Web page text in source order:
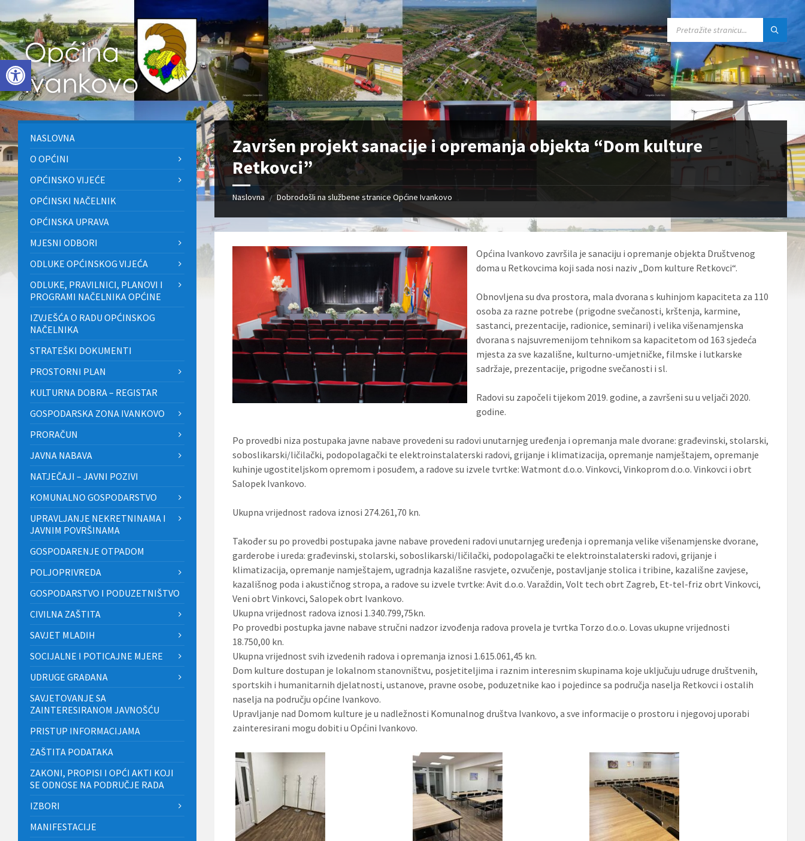
Open toolbar
to
content
to
left
sidebar
to
footer
Završen projekt sanacije i opremanja objekta “Dom kulture
Retkovci”
Naslovna / Dobrodošli na službene stranice Općine Ivankovo
Općina Ivankovo završila je sanaciju i opremanje objekta Društvenog
doma u Retkovcima koji sada nosi naziv „Dom kulture Retkovci“.
Obnovljena su dva prostora, mala dvorana s kuhinjom kapaciteta za 110
osoba za razne potrebe (prigodne svečanosti, krštenja, karmine,
sastanci, prezentacije, radionice, seminari) i velika višenamjenska
dvorana s najsuvremenijom tehnikom sa kapacitetom od 163 sjedeća
mjesta za sve kazališne, kulturno-umjetničke, filmske i lutkarske
sadržaje, prezentacije, prigodne svečanosti i sl.
Radovi su započeli tijekom 2019. godine, a završeni su u veljači 2020.
godine.
Po provedbi niza postupaka javne nabave provedeni su radovi unutarnjeg uređenja i opremanja male dvorane: građevinski, stolarski,
soboslikarski/ličilački, podopolagački te elektroinstalaterski radovi, grijanje i klimatizacija, opremanje namještajem, opremanje
kuhinje ugostiteljskom opremom i posuđem, a radove su izvele tvrtke: Watmont d.o.o. Vinkovci, Vinkoprom d.o.o. Vinkovci i obrt
Salopek Ivankovo.
Ukupna vrijednost radova iznosi 274.261,70 kn.
Također su po provedbi postupaka javne nabave provedeni radovi unutarnjeg uređenja i opremanja velike višenamjenske dvorane,
garderobe i ureda: građevinski, stolarski, soboslikarski/ličilački, podopolagački te elektroinstalaterski radovi, grijanje i
klimatizacija, opremanje namještajem, ugradnja kazališne rasvjete, ozvučenje, postavljanje stolica i tribine, kazališne zavjese,
kazališnog poda i akustičnog stropa, a radove su izvele tvrtke: Avit d.o.o. Varaždin, Volt tech obrt Zagreb, Et-tel-friz obrt Vinkovci,
Veni obrt Vinkovci, Salopek obrt Ivankovo.
Ukupna vrijednost radova iznosi 1.340.799,75kn.
Po provedbi postupka javne nabave stručni nadzor izvođenja radova provela je tvrtka Torzo d.o.o. Lovas ukupne vrijednosti
18.750,00 kn.
Ukupna vrijednost svih izvedenih radova i opremanja iznosi 1.615.061,45 kn.
Dom kulture dostupan je lokalnom stanovništvu, posjetiteljima i raznim interesnim skupinama koje uključuju udruge društvenih,
sportskih i humanitarnih djelatnosti, ustanove, pravne osobe, poduzetnike kao i pojedince sa područja naselja Retkovci i ostalih
naselja na području općine Ivankovo.
Upravljanje nad Domom kulture je u nadležnosti Komunalnog društva Ivankovo, a sve informacije o prostoru i njegovoj uporabi
zainteresirani mogu dobiti u Općini Ivankovo.
NASLOVNA
O OPĆINI
OPĆINSKO VIJEĆE
OPĆINSKI NAČELNIK
OPĆINSKA UPRAVA
MJESNI ODBORI
ODLUKE OPĆINSKOG VIJEĆA
ODLUKE, PRAVILNICI, PLANOVI I
PROGRAMI NAČELNIKA OPĆINE
IZVJEŠĆA O RADU OPĆINSKOG
NAČELNIKA
STRATEŠKI DOKUMENTI
PROSTORNI PLAN
KULTURNA DOBRA – REGISTAR
GOSPODARSKA ZONA IVANKOVO
PRORAČUN
JAVNA NABAVA
NATJEČAJI – JAVNI POZIVI
KOMUNALNO GOSPODARSTVO
UPRAVLJANJE NEKRETNINAMA I
JAVNIM POVRŠINAMA
GOSPODARENJE OTPADOM
POLJOPRIVREDA
GOSPODARSTVO I PODUZETNIŠTVO
CIVILNA ZAŠTITA
SAVJET MLADIH
SOCIJALNE I POTICAJNE MJERE
UDRUGE GRAĐANA
SAVJETOVANJE SA
ZAINTERESIRANOM JAVNOŠĆU
PRISTUP INFORMACIJAMA
ZAŠTITA PODATAKA
ZAKONI, PROPISI I OPĆI AKTI KOJI
SE ODNOSE NA PODRUČJE RADA
IZBORI
MANIFESTACIJE